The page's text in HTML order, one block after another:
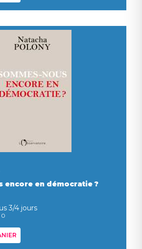
encore en démocratie ?
3/4 jours
0